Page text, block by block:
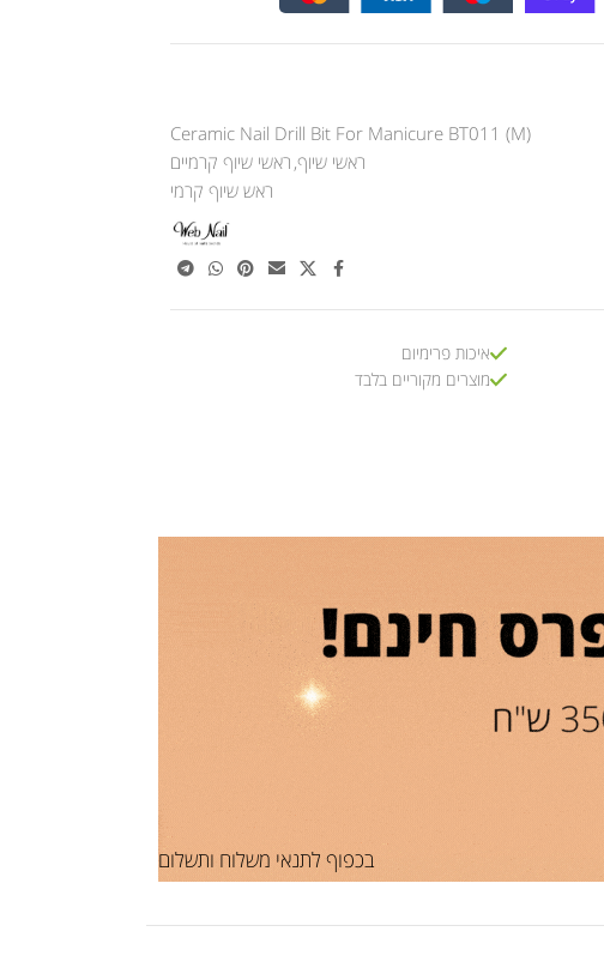
Ceramic Nail Drill Bit For Manicure BT011 (M)
ראשי שיוף, ראשי שיוף קרמיים
ראש שיוף קרמי
איכות פרימיום
מוצרים מקוריים בלבד
בכפוף לתנאי משלוח ותשלום